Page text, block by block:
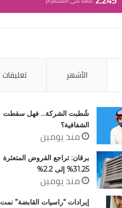
الأشهر تعليقات
شُطبت الشركة… فهل سقطت
الشفافية؟
منذ يومين
برقان: تراجع القروض المتعثرة
31.25% إلى 2.2%
منذ يومين
إيرادات “راسيات القابضة” نمت